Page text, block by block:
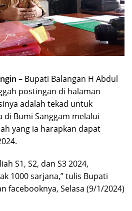
– Bupati Balangan H Abdul
postingan di halaman
adalah tekad untuk
di Bumi Sanggam melalui
yang ia harapkan dapat
S1, S2, dan S3 2024,
1000 sarjana,” tulis Bupati
facebooknya, Selasa (9/1/2024)